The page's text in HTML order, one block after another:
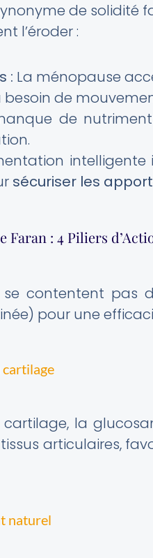
de solidité
l’éroder :
: La ménopause
besoin de
de
sécuriser les
Faran : 4 Piliers
contentent pas
pour une
cartilage
la
articulaires,
naturel